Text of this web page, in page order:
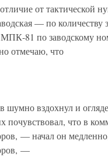
отличие от
— по
МПК-81 по заводскому
отмечаю, что
шумно вздохнул и
почувствовал, что в
— начал он
—